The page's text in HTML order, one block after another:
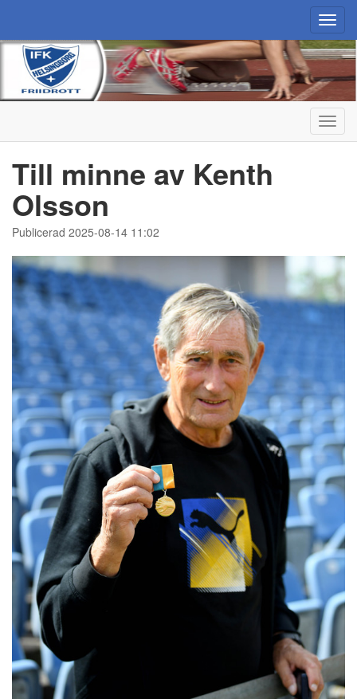
Till minne av Kenth
Olsson
Publicerad 2025-08-14 11:02